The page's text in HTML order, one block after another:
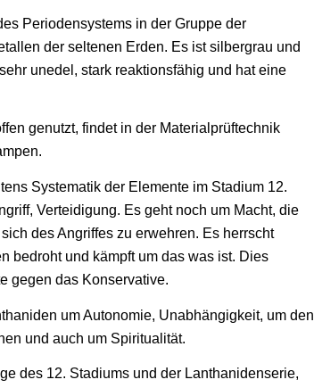
Periodensystems in der Gruppe der
der seltenen Erden. Es ist silbergrau und
unedel, stark reaktionsfähig und hat eine
genutzt, findet in der Materialprüftechnik
Systematik der Elemente im Stadium 12.
Verteidigung. Es geht noch um Macht, die
des Angriffes zu erwehren. Es herrscht
bedroht und kämpft um das was ist. Dies
gegen das Konservative.
um Autonomie, Unabhängigkeit, um den
und auch um Spiritualität.
des 12. Stadiums und der Lanthanidenserie,